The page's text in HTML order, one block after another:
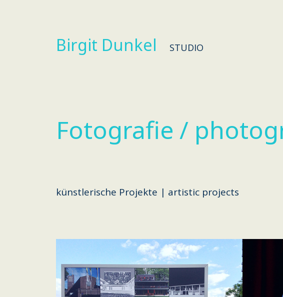
Birgit Dunkel STUDIO
Fotografie /
künstlerische Projekte | artistic projects